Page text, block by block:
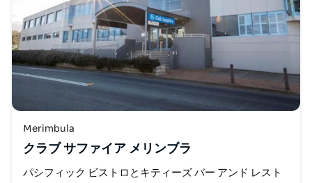
Merimbula
クラブ サファイア メリンブラ
パシフィック ビストロとキティーズ バー アンド レスト